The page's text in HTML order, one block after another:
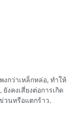
กว่าเหล็กหล่อ, ทำให้
งคงเสี่ยงต่อการเกิด
วนหรือแตกร้าว.